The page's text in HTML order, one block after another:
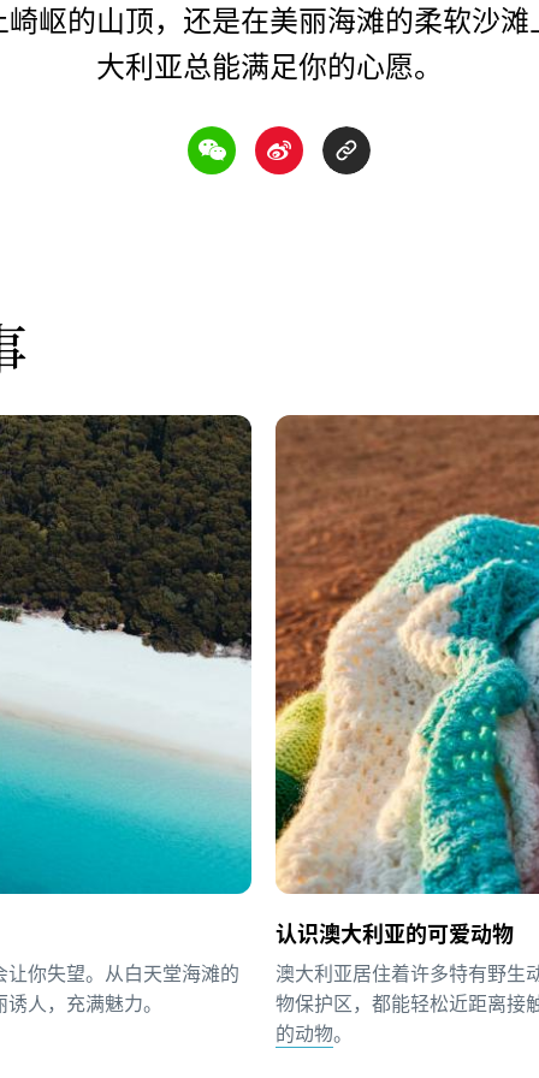
岖的山顶，还是在美丽海滩的柔软沙
大利亚总能满足你的心愿。
你失望。从白天堂海滩的
诱人，充满魅力。
认识澳大利亚的可爱动物
澳大利亚居住着许多特有野生
物保护区，都能轻松近距离接
的动物。